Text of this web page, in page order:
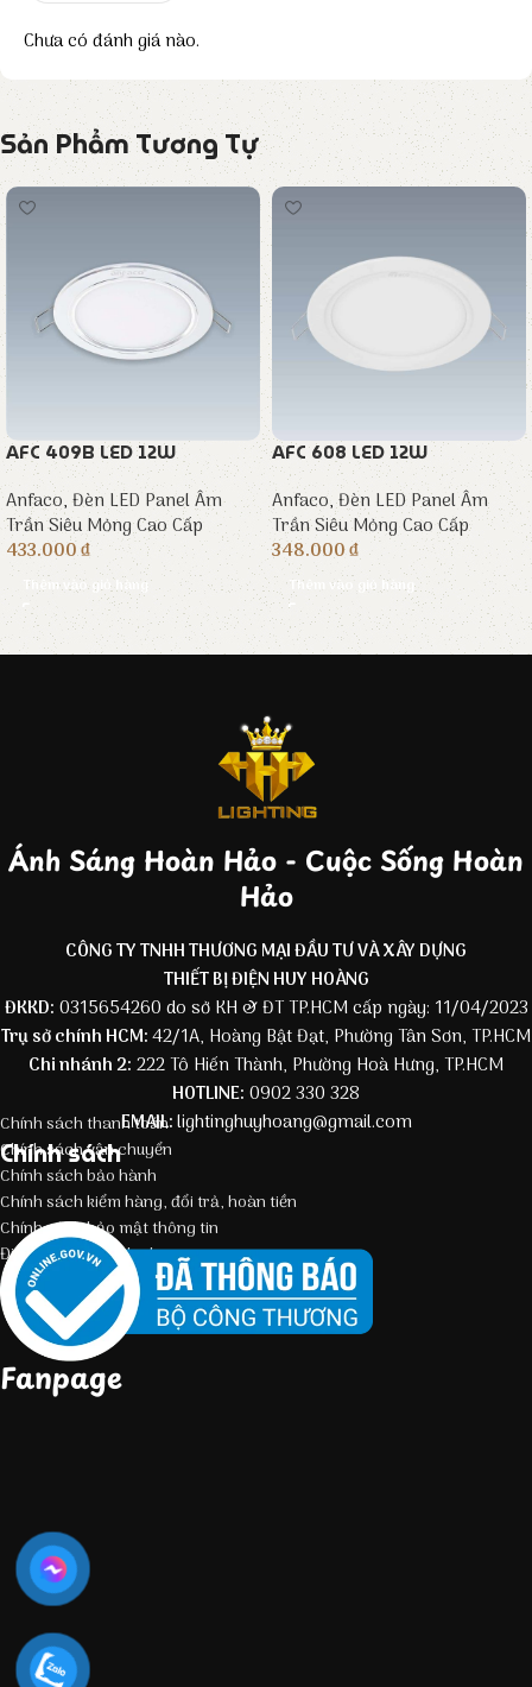
Chưa có đánh giá nào.
Sản Phẩm Tương Tự
AFC 409B LED 12W
Anfaco, Đèn LED Panel Âm
Trần Siêu Mỏng Cao Cấp
433.000₫
Thêm vào giỏ hàng
AFC 608 LED 12W
Anfaco,Đèn LED Panel Âm
Trần Siêu Mỏng Cao Cấp
348.000₫
Thêm vào giỏ hàng
Ánh Sáng Hoàn Hảo - Cuộc Sống Hoàn
Hảo
CÔNG TY TNHH THƯƠNG MẠI ĐẦU TƯ VÀ XÂY DỰNG
THIẾT BỊ ĐIỆN HUY HOÀNG
ĐKKD: 0315654260 do sở KH & ĐT TP.HCM cấp ngày: 11/04/2023
Trụ sở chính HCM:42/1A, Hoàng Bật Đạt, Phường Tân Sơn, TP.HCM
Chi nhánh 2: 222 Tô Hiến Thành, Phường Hoà Hưng, TP.HCM
HOTLINE: 0902 330 328
EMAIL:lightinghuyhoang@gmail.com
Chính sách
Chính sách thanh toán
Chính sách vận chuyển
Chính sách bảo hành
Chính sách kiểm hàng, đổi trả, hoàn tiền
Chính sách bảo mật thông tin
Điều kiện giao dịch chung
Fanpage